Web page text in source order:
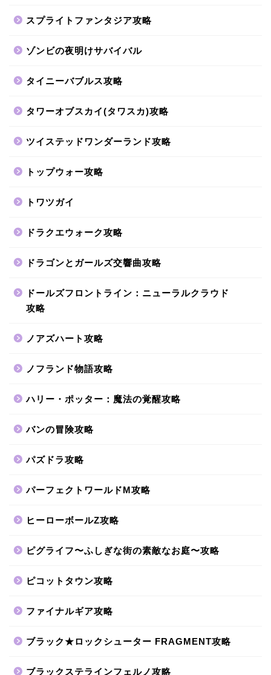
スプライトファンタジア攻略
ゾンビの夜明けサバイバル
タイニーバブルス攻略
タワーオブスカイ(タワスカ)攻略
ツイステッドワンダーランド攻略
トップウォー攻略
トワツガイ
ドラクエウォーク攻略
ドラゴンとガールズ交響曲攻略
ドールズフロントライン：ニューラルクラウド
攻略
ノアズハート攻略
ノフランド物語攻略
ハリー・ポッター：魔法の覚醒攻略
バンの冒険攻略
パズドラ攻略
パーフェクトワールドM攻略
ヒーローボールZ攻略
ピグライフ〜ふしぎな街の素敵なお庭〜攻略
ピコットタウン攻略
ファイナルギア攻略
ブラック★ロックシューター FRAGMENT攻略
ブラックステラインフェルノ攻略